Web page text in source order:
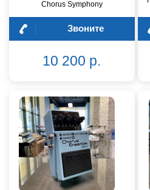
Chorus Symphony
Звоните
10 200 р.